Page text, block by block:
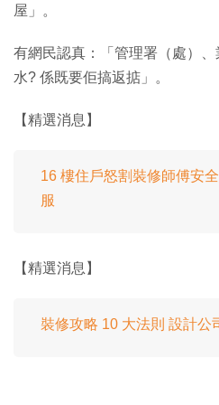
屋」。
有網民認真：「管理署（處）
水? 係既要佢搞返掂」。
【精選消息】
16 樓住戶怒割裝修師傅安
服
【精選消息】
裝修攻略 10 大法則 設計公